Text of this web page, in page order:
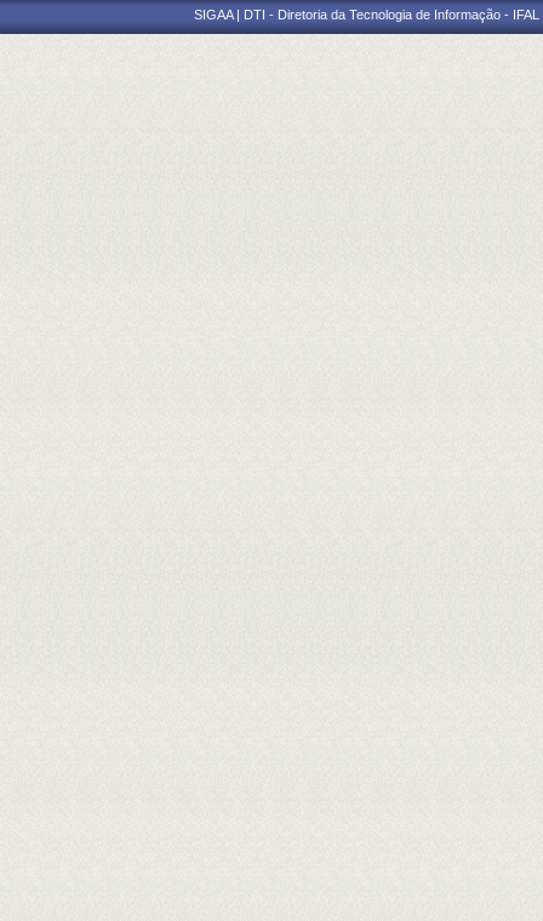
SIGAA | DTI - Diretoria da Tecnologia de Informação -